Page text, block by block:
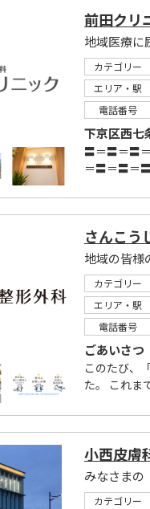
前田クリ
カテゴリー
エリア・駅
電話番号
下京区西七
〓＝〓＝〓
＝〓＝〓＝
さんこう
地域の皆様
カテゴリー
エリア・駅
電話番号
ごあいさつ
このたび、
た。 これま
小西皮膚
カテゴリー